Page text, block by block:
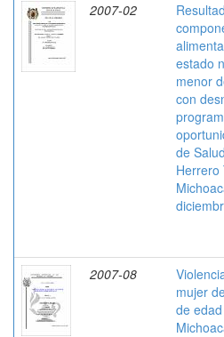
2007-02
estado
menor
con
de
Herrero
2007-08
mujer
de